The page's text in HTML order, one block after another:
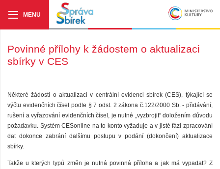
Povinné přílohy k žádostem o aktualizaci
sbírky v CES
Některé žádosti o aktualizaci v centrální evidenci sbírek (CES), týkající se
výčtu evidenčních čísel podle § 7 odst. 2 zákona č.122/2000 Sb. - přidávání,
rušení a vyřazování evidenčních čísel, je nutné „vyzbrojit“ doložením důvodu
požadavku. Systém CESonline na to konto vyžaduje a v jisté fázi zpracování
dat dokonce zabrání dalšímu postupu v podání (dokončení) aktualizace
sbírky.
Takže u kterých typů změn je nutná povinná příloha a jak má vypadat? Z